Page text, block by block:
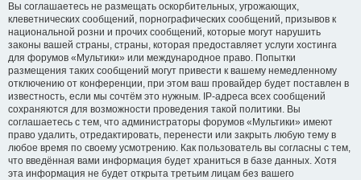
Вы соглашаетесь не размещать оскорбительных, угрожающих,
клеветнических сообщений, порнографических сообщений, призывов к
национальной розни и прочих сообщений, которые могут нарушить
законы вашей страны, страны, которая предоставляет услуги хостинга
для форумов «Мультики» или международное право. Попытки
размещения таких сообщений могут привести к вашему немедленному
отключению от конференции, при этом ваш провайдер будет поставлен в
известность, если мы сочтём это нужным. IP-адреса всех сообщений
сохраняются для возможности проведения такой политики. Вы
соглашаетесь с тем, что администраторы форумов «Мультики» имеют
право удалить, отредактировать, перенести или закрыть любую тему в
любое время по своему усмотрению. Как пользователь вы согласны с тем,
что введённая вами информация будет храниться в базе данных. Хотя
эта информация не будет открыта третьим лицам без вашего